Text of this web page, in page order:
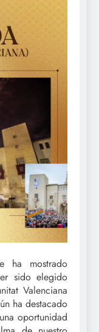
ha mostrado
sido elegido
Valenciana
ha destacado
oportunidad